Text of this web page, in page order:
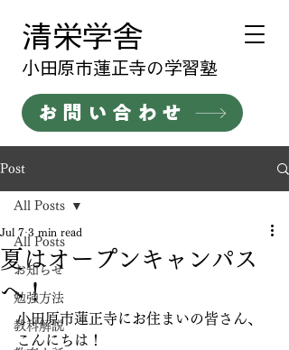
清栄学舎
​小田原市蓮正寺の学習塾
お問い合わせ
Post
All Posts
お知らせ
勉強方法
教科解説
All Posts
夏はオープンキャンパス
へ！
Jul 7 3 min read
小田原市蓮正寺にお住まいの皆さん、
こんにちは！